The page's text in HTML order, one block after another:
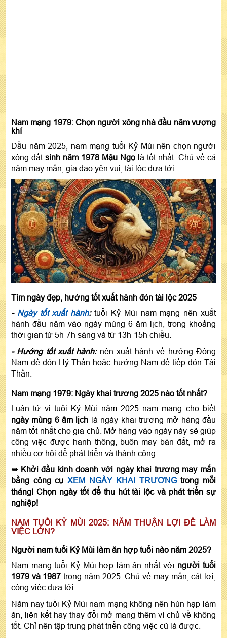
Nam mạng 1979: Chọn người xông nhà đầu năm vượng
khí
Đầu năm 2025, nam mạng tuổi Kỷ Mùi nên chọn người
xông đấtsinh năm 1978 Mậu Ngọ là tốt nhất. Chủ về cả
năm may mắn, gia đạo yên vui, tài lộc đưa tới.
Tìm ngày đẹp, hướng tốt xuất hành đón tài lộc 2025
- Ngày tốt xuất hành:tuổi Kỷ Mùi nam mạng nên xuất
hành đầu năm vào ngày mùng 6 âm lịch, trong khoảng
thời gian từ 5h-7h sáng và từ 13h-15h chiều.
- Hướng tốt xuất hành:nên xuất hành về hướng Đông
Nam để đón Hỷ Thần hoặc hướng Nam để tiếp đón Tài
Thần.
Nam mạng 1979: Ngày khai trương 2025 nào tốt nhất?
Luận tử vi tuổi Kỷ Mùi năm 2025 nam mạng cho biết
ngày mùng 6 âm lịch là ngày khai trương mở hàng đầu
năm tốt nhất cho gia chủ. Mở hàng vào ngày này sẽ giúp
công việc được hanh thông, buôn may bán đắt, mở ra
nhiều cơ hội để phát triển và thành công.
➥ Khởi đầu kinh doanh với ngày khai trương may mắn
bằng công cụ XEM NGÀY KHAI TRƯƠNGtrong mỗi
tháng! Chọn ngày tốt để thu hút tài lộc và phát triển sự
nghiệp!
NAM TUỔI KỶ MÙI 2025: NĂM THUẬN LỢI ĐỂ LÀM
VIỆC LỚN?
Người nam tuổi Kỷ Mùi làm ăn hợp tuổi nào năm 2025?
Nam mạng tuổi Kỷ Mùi hợp làm ăn nhất với người tuổi
1979 và 1987 trong năm 2025. Chủ về may mắn, cát lợi,
công việc đưa tới.
Năm nay tuổi Kỷ Mùi nam mạng không nên hùn hạp làm
ăn, liên kết hay thay đổi mở mang thêm vì chủ về không
tốt. Chỉ nên tập trung phát triển công việc cũ là được.